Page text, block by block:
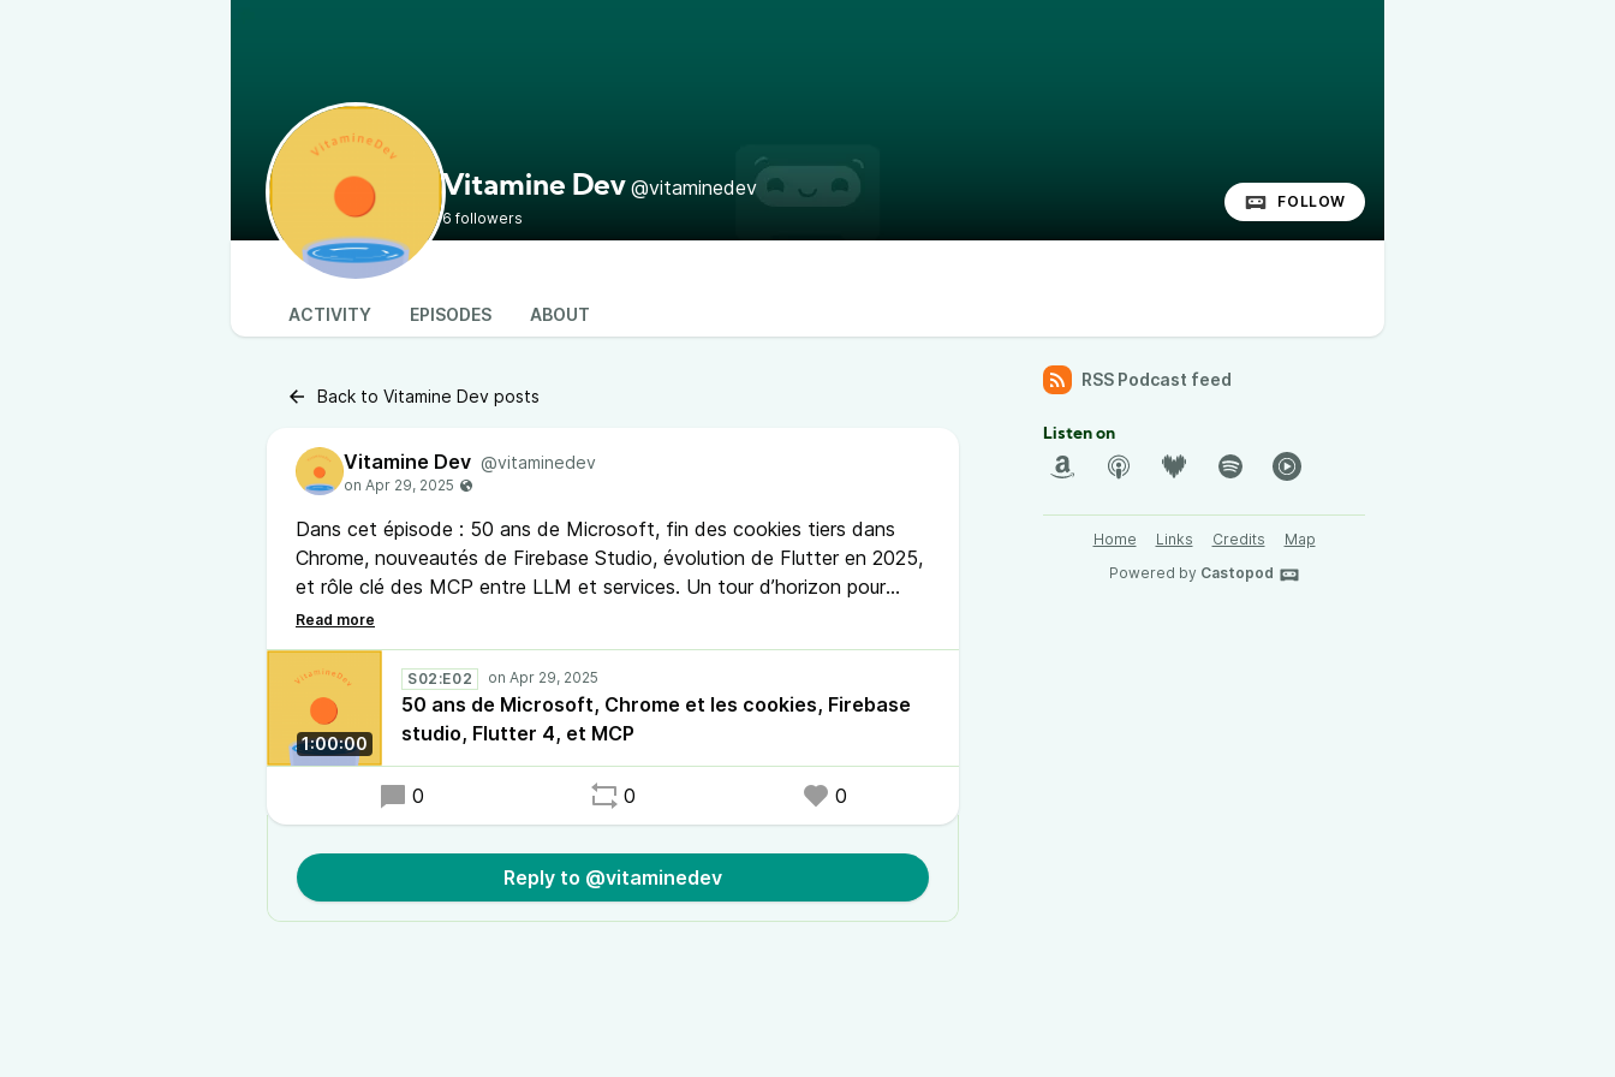
Vitamine Dev @vitaminedev
6 followers
FOLLOW
ACTIVITY EPISODES ABOUT
Back to Vitamine Dev posts
Vitamine Dev @vitaminedev
Dans cet épisode : 50 ans de Microsoft, fin des cookies tiers dans
Chrome, nouveautés de Firebase Studio, évolution de Flutter en 2025,
et rôle clé des MCP entre LLM et services. Un tour d’horizon pour
comprendre les tendances et garder une longueur d’avance.
1:00:00
S02:E02
50 ans de Microsoft, Chrome et les cookies, Firebase
studio, Flutter 4, et MCP
0 0 0
Reply to @vitaminedev
RSS Podcast feed
Listen on
Home Links Credits
Map
Powered by Castopod